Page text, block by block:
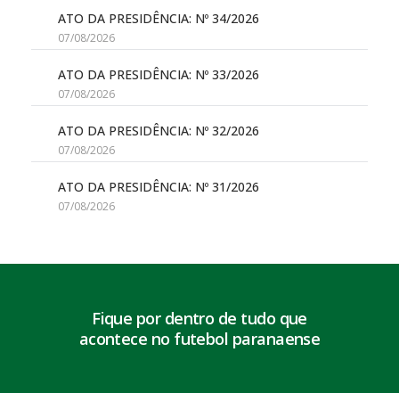
ATO DA PRESIDÊNCIA: Nº 34/2026
07/08/2026
ATO DA PRESIDÊNCIA: Nº 33/2026
07/08/2026
ATO DA PRESIDÊNCIA: Nº 32/2026
07/08/2026
ATO DA PRESIDÊNCIA: Nº 31/2026
07/08/2026
Fique por dentro de tudo que
acontece no futebol paranaense